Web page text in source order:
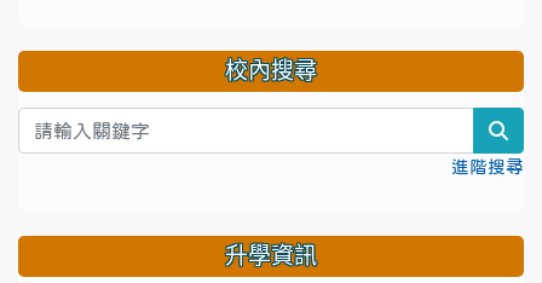
校內搜尋
進階搜尋
升學資訊